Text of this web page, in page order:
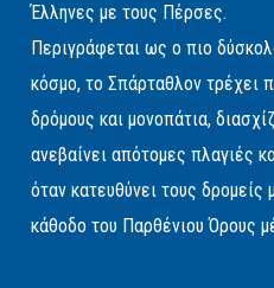
Έλληνες με τους Πέρσες.
Περιγράφεται ως ο πιο
κόσμο, το Σπάρταθλον τρέχει
δρόμους και μονοπάτια,
ανεβαίνει απότομες πλαγιές
όταν κατευθύνει τους
κάθοδο του Παρθένιου Όρους